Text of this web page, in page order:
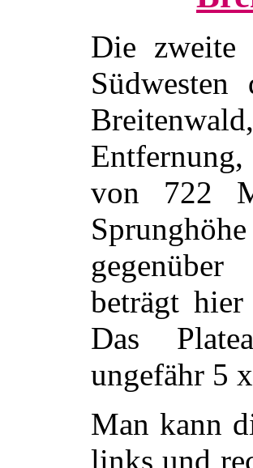
Die
von 722
beträgt
Das
ungefähr 5
Man kann
links und